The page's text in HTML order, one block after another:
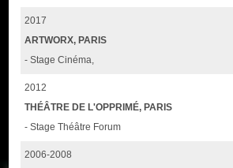
2017
ARTWORX, PARIS
- Stage Cinéma,
2012
THÉÂTRE DE L'OPPRIMÉ, PARIS
- Stage Théâtre Forum
2006-2008